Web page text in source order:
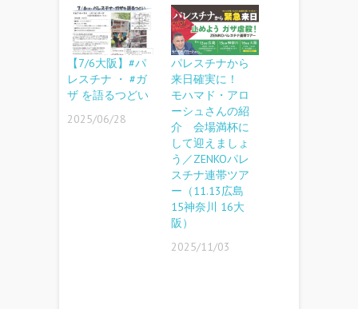
【7/6大阪】#パ
レスチナ ・ #ガ
ザ を語るつどい
2025/06/28
パレスチナから
来日確実に！
モハマド・アロ
ーシュさんの紹
介 会場満杯に
して迎えましょ
う／ZENKOパレ
スチナ連帯ツア
ー（11.13広島
15神奈川 16大
阪）
2025/11/03